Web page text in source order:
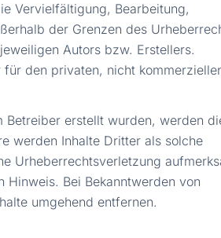
Vervielfältigung, Bearbeitung,
der Grenzen des
Autors bzw. Erstellers.
den privaten, nicht
Betreiber erstellt wurden, werden
werden Inhalte Dritter als solche
Urheberrechtsverletzung
Bei Bekanntwerden von
umgehend entfernen.